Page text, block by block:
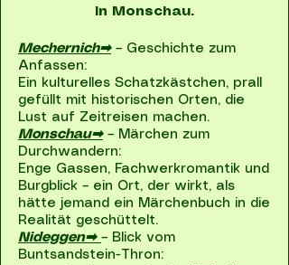
in Monschau.
Mechernich➡– Geschichte zum
Anfassen:
Ein kulturelles Schatzkästchen, prall
gefüllt mit historischen Orten, die
Lust auf Zeitreisen machen.
Monschau➡ – Märchen zum
Durchwandern:
Enge Gassen, Fachwerkromantik und
Burgblick – ein Ort, der wirkt, als
hätte jemand ein Märchenbuch in die
Realität geschüttelt.
Nideggen➡ – Blick vom
Buntsandstein-Thron: